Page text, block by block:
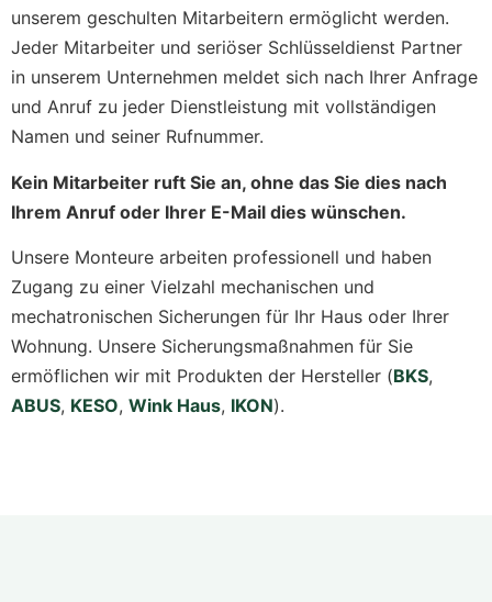
unserem geschulten Mitarbeitern ermöglicht werden.
Jeder Mitarbeiter und seriöser Schlüsseldienst Partner
in unserem Unternehmen meldet sich nach Ihrer Anfrage
und Anruf zu jeder Dienstleistung mit vollständigen
Namen und seiner Rufnummer.
Kein Mitarbeiter ruft Sie an, ohne das Sie dies nach
Ihrem Anruf oder Ihrer E-Mail dies wünschen.
Unsere Monteure arbeiten professionell und haben
Zugang zu einer Vielzahl mechanischen und
mechatronischen Sicherungen für Ihr Haus oder Ihrer
Wohnung. Unsere Sicherungsmaßnahmen für Sie
ermöflichen wir mit Produkten der Hersteller (BKS,
ABUS, KESO, Wink Haus, IKON).